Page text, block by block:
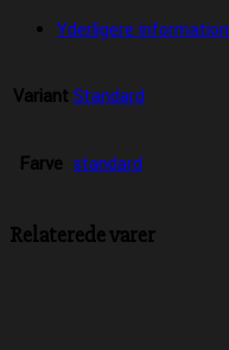
Yderligere information
Variant Standard
Farve standard
Relaterede varer